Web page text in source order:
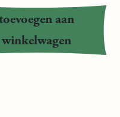
aan
winkelwagen